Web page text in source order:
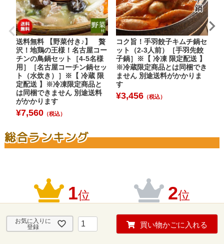
お気に入りに
登録
買い物かごに入れる
送料無料 【野菜付き♪】 贅
沢！地鶏の王様！名古屋コー
チンの鳥鍋セット［4-5名様
用］［名古屋コーチン鍋セッ
ト（水炊き）］※【 冷蔵 限
定配送 】※冷凍限定商品と
は同梱できません 別途送料
がかかります
¥7,560 （税込）
コク旨！手羽餃子キムチ鍋セ
ット（2-3人前）［手羽先餃
子鍋］※【 冷凍 限定配送 】
※冷蔵限定商品とは同梱でき
ません 別途送料がかかりま
す
¥3,456 （税込）
総合ランキング
1位 2位